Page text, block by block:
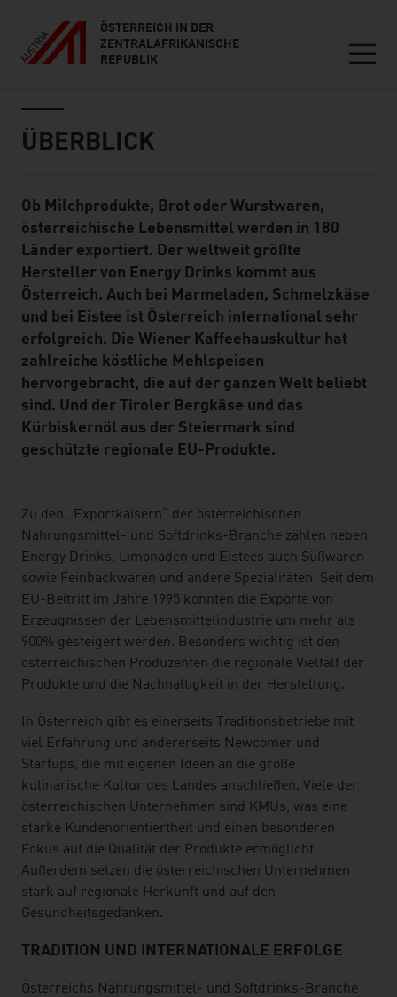
ÖSTERREICH IN DER
ZENTRALAFRIKANISCHE
REPUBLIK
ÜBERBLICK
Standard Content Module
Ob Milchprodukte, Brot oder Wurstwaren,
österreichische Lebensmittel werden in 180
Länder exportiert. Der weltweit größte
Hersteller von Energy Drinks kommt aus
Österreich. Auch bei Marmeladen, Schmelzkäse
und bei Eistee ist Österreich international sehr
erfolgreich. Die Wiener Kaffeehauskultur hat
zahlreiche köstliche Mehlspeisen
hervorgebracht, die auf der ganzen Welt beliebt
sind. Und der Tiroler Bergkäse und das
Kürbiskernöl aus der Steiermark sind
geschützte regionale EU-Produkte.
listen
Zu den „Exportkaisern“ der österreichischen
Nahrungsmittel- und Softdrinks-Branche zählen neben
Energy Drinks, Limonaden und Eistees auch Süßwaren
sowie Feinbackwaren und andere Spezialitäten. Seit dem
EU-Beitritt im Jahre 1995 konnten die Exporte von
Erzeugnissen der Lebensmittelindustrie um mehr als
900% gesteigert werden. Besonders wichtig ist den
österreichischen Produzenten die regionale Vielfalt der
Produkte und die Nachhaltigkeit in der Herstellung.
In Österreich gibt es einerseits Traditionsbetriebe mit
viel Erfahrung und andererseits Newcomer und
Startups, die mit eigenen Ideen an die große
kulinarische Kultur des Landes anschließen. Viele der
österreichischen Unternehmen sind KMUs, was eine
starke Kundenorientiertheit und einen besonderen
Fokus auf die Qualität der Produkte ermöglicht.
Außerdem setzen die österreichischen Unternehmen
stark auf regionale Herkunft und auf den
Gesundheitsgedanken.
TRADITION UND INTERNATIONALE ERFOLGE
Österreichs Nahrungsmittel- und Softdrinks-Branche